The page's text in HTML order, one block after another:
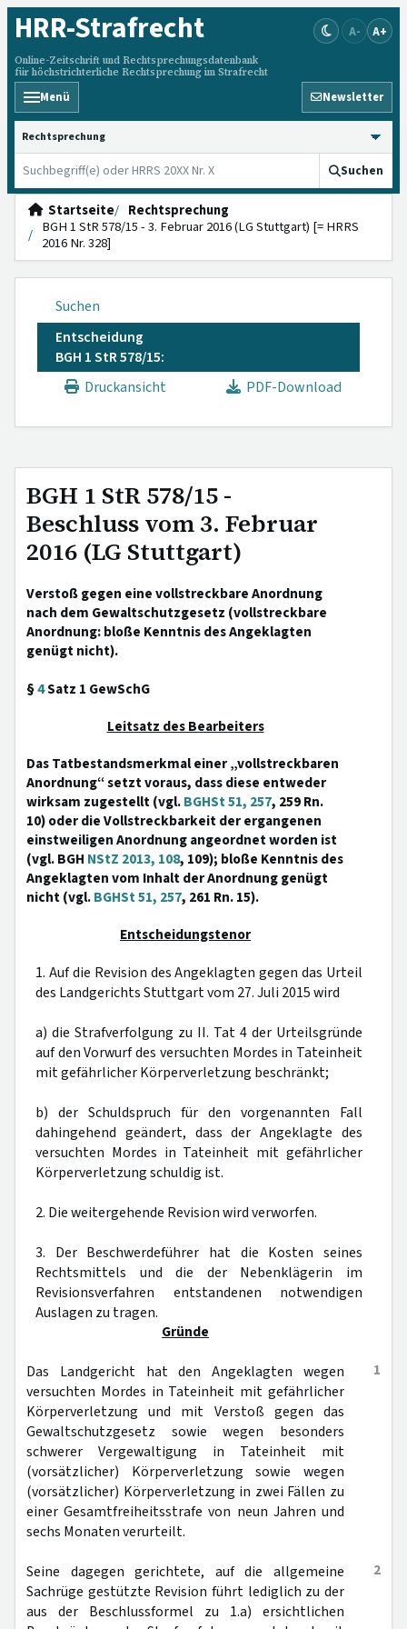
HRR-Strafrecht
Online-Zeitschrift und Rechtsprechungsdatenbank
für höchstrichterliche Rechtsprechung im Strafrecht
A- A+
Menü Newsletter
HRRS durchsuchen
Suchen
Startseite
Rechtsprechung
BGH 1 StR 578/15 - 3. Februar 2016 (LG Stuttgart) [= HRRS
2016 Nr. 328]
Suchen
Entscheidung
BGH 1 StR 578/15:
Druckansicht
PDF-Download
BGH 1 StR 578/15 -
Beschluss vom 3. Februar
2016 (LG Stuttgart)
Verstoß gegen eine vollstreckbare Anordnung
nach dem Gewaltschutzgesetz (vollstreckbare
Anordnung: bloße Kenntnis des Angeklagten
genügt nicht).
§4Satz 1 GewSchG
Leitsatz des Bearbeiters
Das Tatbestandsmerkmal einer „vollstreckbaren
Anordnung“ setzt voraus, dass diese entweder
wirksam zugestellt (vgl.BGHSt 51, 257, 259 Rn.
10) oder die Vollstreckbarkeit der ergangenen
einstweiligen Anordnung angeordnet worden ist
(vgl. BGH NStZ 2013, 108, 109); bloße Kenntnis des
Angeklagten vom Inhalt der Anordnung genügt
nicht (vgl.BGHSt 51, 257, 261 Rn. 15).
Entscheidungstenor
1. Auf die Revision des Angeklagten gegen das Urteil
des Landgerichts Stuttgart vom 27. Juli 2015 wird
a) die Strafverfolgung zu II. Tat 4 der Urteilsgründe
auf den Vorwurf des versuchten Mordes in Tateinheit
mit gefährlicher Körperverletzung beschränkt;
b) der Schuldspruch für den vorgenannten Fall
dahingehend geändert, dass der Angeklagte des
versuchten Mordes in Tateinheit mit gefährlicher
Körperverletzung schuldig ist.
2. Die weitergehende Revision wird verworfen.
3. Der Beschwerdeführer hat die Kosten seines
Rechtsmittels und die der Nebenklägerin im
Revisionsverfahren entstandenen notwendigen
Auslagen zu tragen.
Gründe
1
Das Landgericht hat den Angeklagten wegen
versuchten Mordes in Tateinheit mit gefährlicher
Körperverletzung und mit Verstoß gegen das
Gewaltschutzgesetz sowie wegen besonders
schwerer Vergewaltigung in Tateinheit mit
(vorsätzlicher) Körperverletzung sowie wegen
(vorsätzlicher) Körperverletzung in zwei Fällen zu
einer Gesamtfreiheitsstrafe von neun Jahren und
sechs Monaten verurteilt.
2
Seine dagegen gerichtete, auf die allgemeine
Sachrüge gestützte Revision führt lediglich zu der
aus der Beschlussformel zu 1.a) ersichtlichen